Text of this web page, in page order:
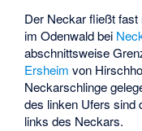
Der Neckar fließt fast
im Odenwald bei
abschnittsweise
Ersheim von
Neckarschlinge
des linken Ufers sind
links des Neckars.